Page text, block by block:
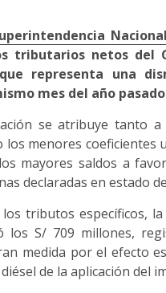
tributarios netos del
representa una
mes del año
se atribuye tanto
los menores
mayores saldos a
declaradas en estado
tributos específicos,
los S/ 709 millones,
medida por el efecto
de la aplicación del